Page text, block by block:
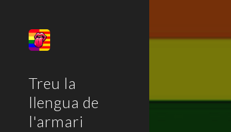
Treu la
llengua de
l'armari